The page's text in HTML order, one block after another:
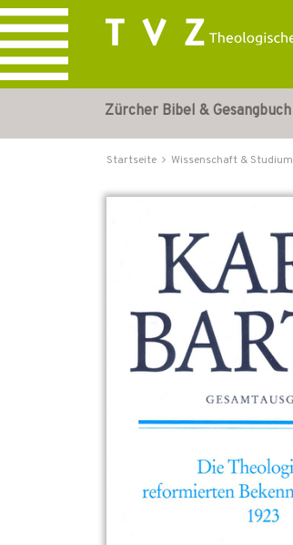
Zürcher Bibel & Gesangbuch
Startseite Wissenschaft & Studium